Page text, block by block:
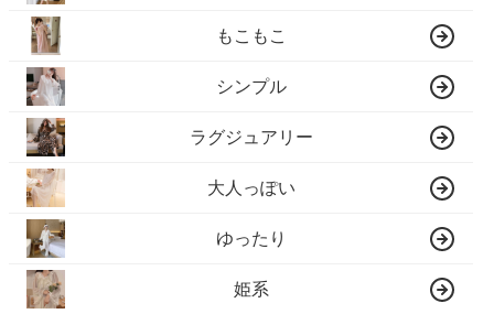
もこもこ
シンプル
ラグジュアリー
大人っぽい
ゆったり
姫系